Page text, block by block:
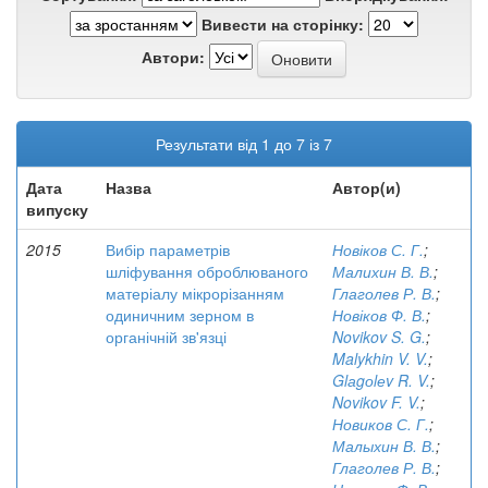
Вивести на сторінку:
Автори:
Результати від 1 до 7 із 7
Дата
випуску
Назва Автор(и)
2015
Вибір параметрів
шліфування оброблюваного
матеріалу мікрорізанням
одиничним зерном в
органічній зв'язці
Новіков С. Г.;
Малихин В. В.;
Глаголев Р. В.;
Новіков Ф. В.;
Novikov S. G.;
Malykhin V. V.;
Glаgоlеv R. V.;
Novikov F. V.;
Новиков С. Г.;
Малыхин В. В.;
Глаголев Р. В.;